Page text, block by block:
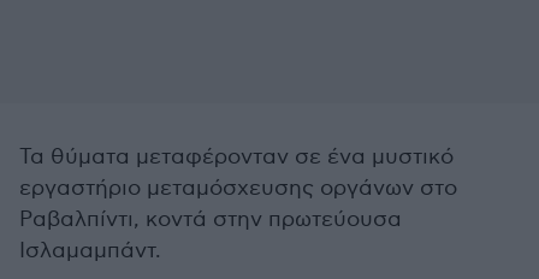
Τα θύματα μεταφέρονταν σε ένα μυστικό
εργαστήριο μεταμόσχευσης οργάνων στο
Ραβαλπίντι, κοντά στην πρωτεύουσα
Ισλαμαμπάντ.